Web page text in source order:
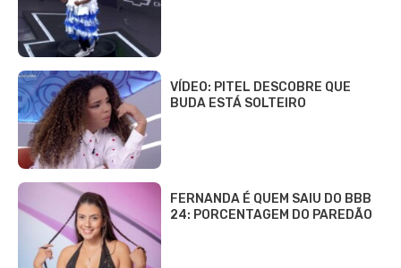
VÍDEO: PITEL DESCOBRE QUE
BUDA ESTÁ SOLTEIRO
FERNANDA É QUEM SAIU DO BBB
24: PORCENTAGEM DO PAREDÃO